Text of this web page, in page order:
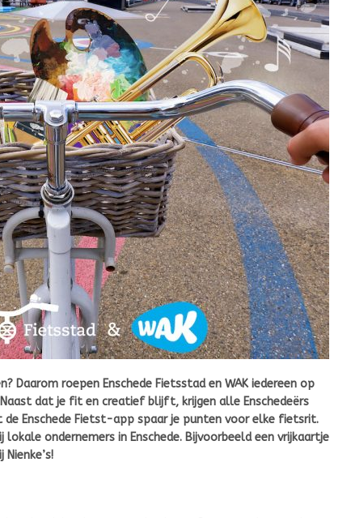
Daarom roepen Enschede Fietsstad en WAK iedereen op
dat je fit en creatief blijft, krijgen alle Enschedeërs
Enschede Fietst-app spaar je punten voor elke fietsrit.
ondernemers in Enschede. Bijvoorbeeld een vrijkaartje